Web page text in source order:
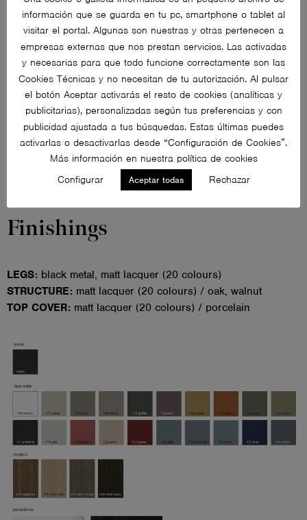
Finishings
LEGS: black metal, matt lacquer (20 colours)
STRUCTURE: matt lacquer (20 colours) / oak, walnut
TOP COVER: matt lacquer (20 colours) / porcelain
información que se guarda en tu pc, smartphone o tablet al
visitar el portal. Algunas son nuestras y otras pertenecen a
empresas externas que nos prestan servicios. Las activadas
y necesarias para que todo funcione correctamente son las
Cookies Técnicas y no necesitan de tu autorización. Al pulsar
el botón Aceptar activarás el resto de cookies (analíticas y
publicitarias), personalizadas según tus preferencias y con
publicidad ajustada a tus búsquedas. Estas últimas puedes
activarlas o desactivarlas desde “Configuración de Cookies”.
Más información en nuestra política de cookies
Configurar
Aceptar todas Rechazar